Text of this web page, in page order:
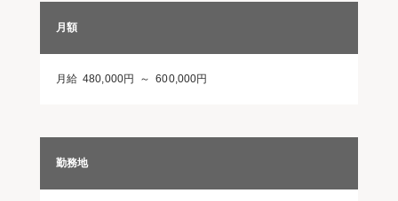
月額
月給 480,000円 ～ 600,000円
勤務地